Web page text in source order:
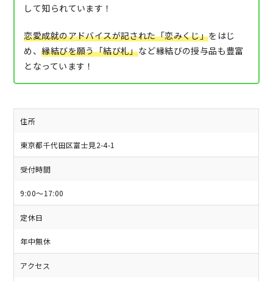
して知られています！
恋愛成就のアドバイスが記された「恋みくじ」をはじ
め、縁結びを願う「結び札」など縁結びの授与品も豊富
となっています！
住所
東京都千代田区富士見2-4-1
受付時間
9:00～17:00
定休日
年中無休
アクセス